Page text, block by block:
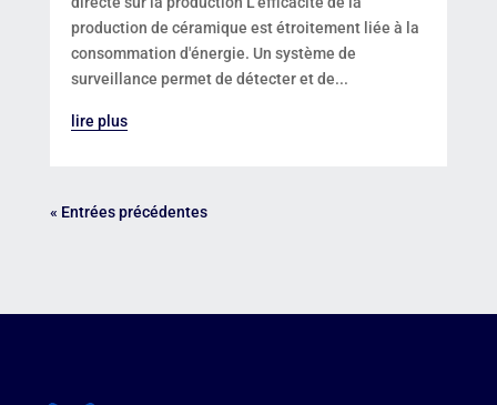
production de céramique est étroitement liée à la
consommation d'énergie. Un système de
surveillance permet de détecter et de...
lire plus
« Entrées précédentes